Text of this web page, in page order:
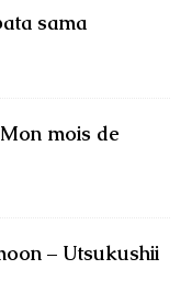
sama
mois de
– Utsukushii